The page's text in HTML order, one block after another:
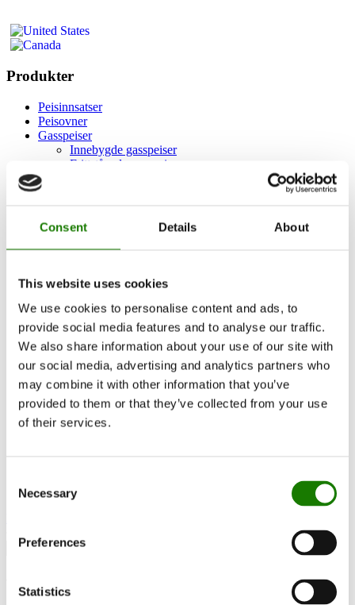
Consent Details About
This website uses cookies
We use cookies to personalise content and ads, to
provide social media features and to analyse our traffic.
We also share information about your use of our site with
our social media, advertising and analytics partners who
may combine it with other information that you’ve
provided to them or that they’ve collected from your use
of their services.
Selection
Necessary
Preferences
Statistics
Produkter
Peisinnsatser
Peisovner
Gasspeiser
Innebygde gasspeiser
Frittstående gasspeiser
Biopeiser
RAIS 3D
Dokumentasjon og veiledninger
RAIS World
Vurderinger før kjøp
Råd og veiledning
Slik velger du riktig vedovn
Bli inspirert
FAQ
Kataloger
Kontakt
Finn forhandler
Kundeservice
Om RAIS
Dealer login
Visio 2:1 Wood